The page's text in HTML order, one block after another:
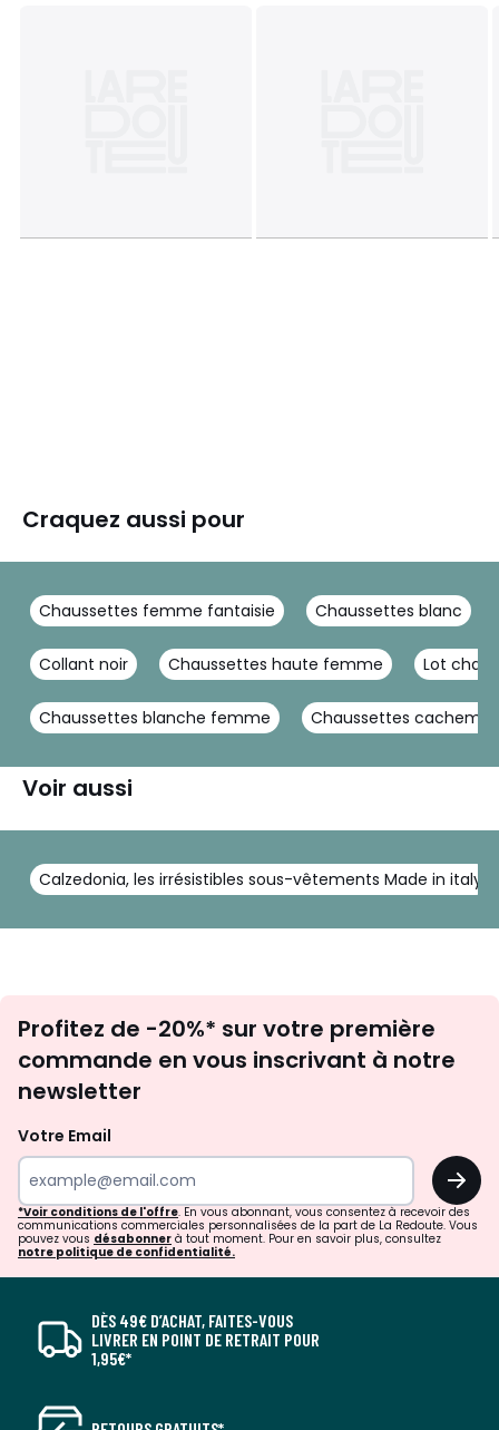
Craquez aussi pour
Chaussettes femme fantaisie Chaussettes blanc
Collant noir Chaussettes haute femme Lot
Chaussettes blanche femme Chaussettes cachemire
Voir aussi
Calzedonia, les irrésistibles sous-vêtements Made in italy
newsletter
Profitez de -20%* sur votre première
commande en vous inscrivant à notre
newsletter
Votre Email
OK
*Voir conditions de l'offre. En vous abonnant, vous consentez à recevoir des
communications commerciales personnalisées de la part de La Redoute. Vous
pouvez vous désabonner à tout moment. Pour en savoir plus, consultez
notre politique de confidentialité.
DÈS 49€ D’ACHAT, FAITES-VOUS
LIVRER EN POINT DE RETRAIT POUR
1,95€*